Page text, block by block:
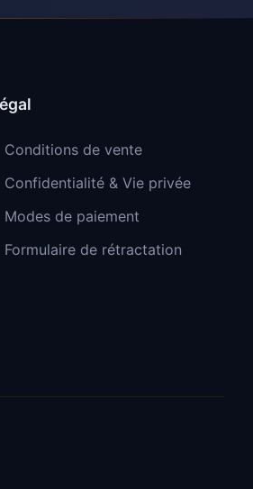
Conditions de vente
Confidentialité & Vie privée
Modes de paiement
Formulaire de rétractation